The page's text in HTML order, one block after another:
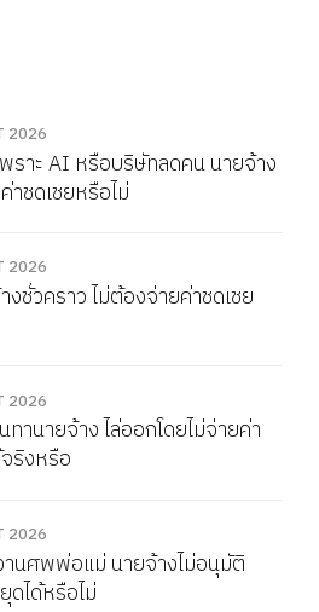
2026
พราะ AI หรือบริษัทลดคน นายจ้าง
าชดเชยหรือไม่
2026
ชั่วคราว ไม่ต้องจ่ายค่าชดเชย
2026
านายจ้าง ไล่ออกโดยไม่จ่ายค่า
ริงหรือ
2026
านศพพ่อแม่ นายจ้างไม่อนุมัติ
ดได้หรือไม่